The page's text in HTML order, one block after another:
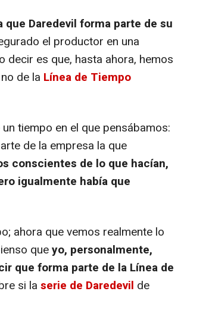
Daredevil forma parte de su
el productor en una
decir es que, hasta ahora, hemos
de la Línea de Tiempo
tiempo en el que pensábamos:
de la empresa la que
conscientes de lo que hacían,
igualmente había que
ahora que vemos realmente lo
queyo, personalmente,
que forma parte de la Línea de
si la serie de Daredevil de